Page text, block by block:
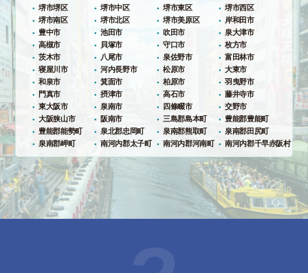
堺市堺区
堺市中区 堺市東区
堺市西区
堺市南区
堺市北区 堺市美原区
岸和田市
豊中市
池田市 吹田市
泉大津市
高槻市
貝塚市 守口市
枚方市
茨木市
八尾市 泉佐野市
富田林市
寝屋川市
河内長野市 松原市
大東市
和泉市
箕面市 柏原市
羽曳野市
門真市
摂津市 高石市
藤井寺市
東大阪市
泉南市 四條畷市
交野市
大阪狭山市
阪南市 三島郡島本町
豊能郡豊能町
豊能郡能勢町
泉北郡忠岡町 泉南郡熊取町
泉南郡田尻町
泉南郡岬町
南河内郡太子町 南河内郡河南町 南河内郡千早赤阪村